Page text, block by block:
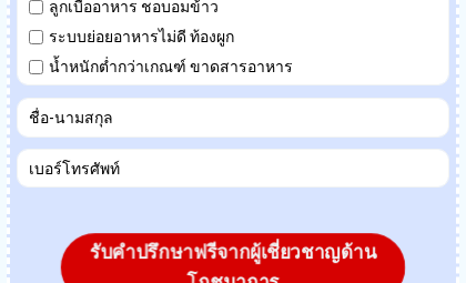
รับคำปรึกษาฟรีจากผู้เชี่ยวชาญด้าน
ลูกเบื่ออาหาร ชอบอมข้าว
ระบบย่อยอาหารไม่ดี ท้องผูก
น้ำหนักต่ำกว่าเกณฑ์ ขาดสารอาหาร